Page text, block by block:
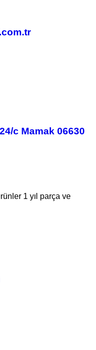
c Mamak 06630
1 yıl parça ve